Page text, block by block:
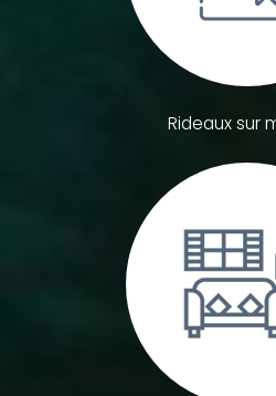
Rideaux sur